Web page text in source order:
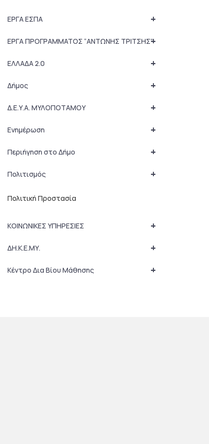
+
ΕΡΓΑ ΕΣΠΑ
+
ΕΡΓΑ ΠΡΟΓΡΑΜΜΑΤΟΣ “ΑΝΤΩΝΗΣ ΤΡΙΤΣΗΣ”
+
ΕΛΛΑΔΑ 2.0
+
Δήμος
+
Δ.Ε.Υ.Α. ΜΥΛΟΠΟΤΑΜΟΥ
+
Ενημέρωση
+
Περιήγηση στο Δήμο
+
Πολιτισμός
Πολιτική Προστασία
+
ΚΟΙΝΩΝΙΚΕΣ ΥΠΗΡΕΣΙΕΣ
+
ΔΗ.Κ.Ε.ΜΥ.
+
Κέντρο Δια Βίου Μάθησης